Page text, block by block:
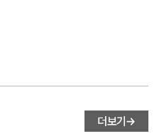
는 사례
더보기